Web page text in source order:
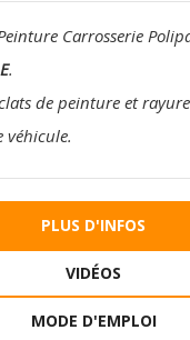
Carrosserie
.
de peinture et
véhicule.
PLUS D'INFOS
VIDÉOS
MODE D'EMPLOI